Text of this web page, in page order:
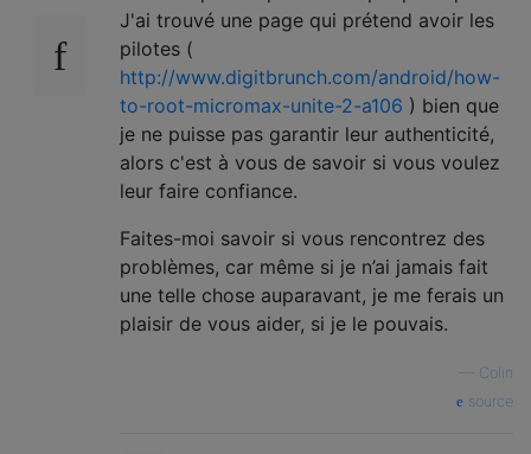
J'ai trouvé une page qui prétend avoir les
pilotes (
http://www.digitbrunch.com/android/how-
to-root-micromax-unite-2-a106 ) bien que
je ne puisse pas garantir leur authenticité,
alors c'est à vous de savoir si vous voulez
leur faire confiance.
Faites-moi savoir si vous rencontrez des
problèmes, car même si je n’ai jamais fait
une telle chose auparavant, je me ferais un
plaisir de vous aider, si je le pouvais.
Colin
source